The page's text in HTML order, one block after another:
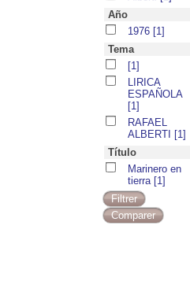
Año
1976 [1]
Tema
[1]
LIRICA
ESPAÑOLA
[1]
RAFAEL
ALBERTI
[1]
Título
Marinero en
tierra [1]